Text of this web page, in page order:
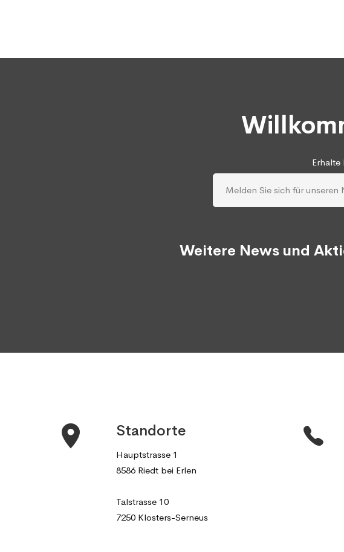
Erhalte
Weitere News und
Standorte
Hauptstrasse 1
8586 Riedt bei Erlen
Talstrasse 10
7250 Klosters-Serneus